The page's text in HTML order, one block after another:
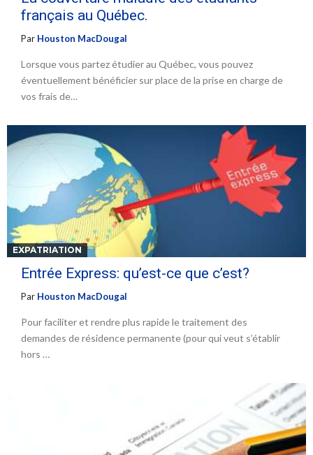
français au Québec.
Par Houston MacDougal
Lorsque vous partez étudier au Québec, vous pouvez
éventuellement bénéficier sur place de la prise en charge de
vos frais de…
EXPATRIATION
Entrée Express: qu’est-ce que c’est?
Par Houston MacDougal
Pour faciliter et rendre plus rapide le traitement des
demandes de résidence permanente (pour qui veut s’établir
hors …